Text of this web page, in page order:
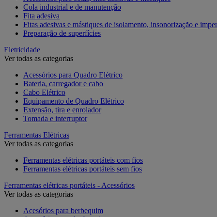
Cola industrial e de manutenção
Fita adesiva
Fitas adesivas e mástiques de isolamento, insonorização e
Preparação de superfícies
Eletricidade
Ver todas as categorias
Acessórios para Quadro Elétrico
Bateria, carregador e cabo
Cabo Elétrico
Equipamento de Quadro Elétrico
Extensão, tira e enrolador
Tomada e interruptor
Ferramentas Elétricas
Ver todas as categorias
Ferramentas elétricas portáteis com fios
Ferramentas elétricas portáteis sem fios
Ferramentas elétricas portáteis - Acessórios
Ver todas as categorias
Acesórios para berbequim